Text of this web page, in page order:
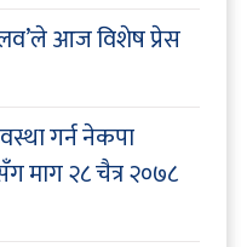
आज विशेष प्रेस
गर्न नेकपा
माग२८ चैत्र २०७८